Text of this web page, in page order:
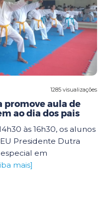
1285 visualizações
promove aula de
ao dia dos pais
às 16h30, os alunos
Presidente Dutra
em
mais]